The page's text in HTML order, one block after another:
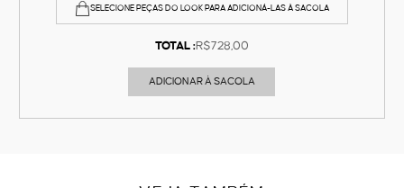
SELECIONE PEÇAS DO LOOK PARA ADICIONÁ-LAS À SACOLA
TOTAL :R$728,00
ADICIONAR À SACOLA